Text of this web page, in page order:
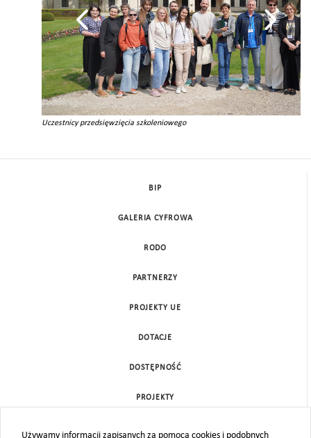
Uczestnicy przedsięwzięcia szkoleniowego
Używamy informacji zapisanych za pomocą cookies i podobnych
BIP
GALERIA CYFROWA
RODO
PARTNERZY
PROJEKTY UE
DOTACJE
DOSTĘPNOŚĆ
PROJEKTY